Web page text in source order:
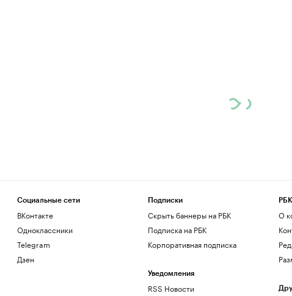
Социальные сети
ВКонтакте
Одноклассники
Telegram
Дзен
Подписки
Скрыть баннеры на РБК
Подписка на РБК
Корпоративная подписка
Уведомления
RSS Новости
РБК
О